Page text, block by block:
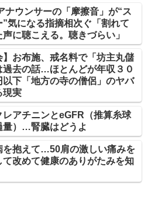
ナウンサーの「摩擦音」が“ス
”気になる指摘相次ぐ「割れて
声に聴こえる。聴きづらい」
】お布施、戒名料で「坊主丸儲
過去の話…ほとんどが年収３０
以下「地方の寺の僧侶」のヤバ
現実
レアチニンとeGFR（推算糸球
量）…腎臓はどうよ
を抱えて…50肩の激しい痛みを
て改めて健康のありがたみを知